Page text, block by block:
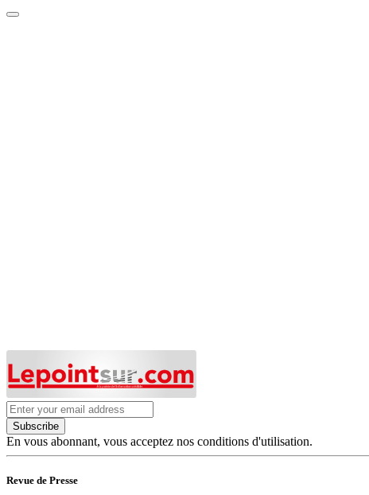
Subscribe
En vous abonnant, vous acceptez nos conditions d'utilisation.
Revue de Presse